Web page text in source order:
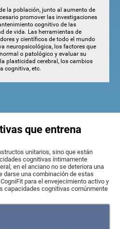
la población, junto al aumento de
promover las investigaciones
cognitivo de las
de vida. Las herramientas de
y científicos de todo el mundo
neuropsicológica, los factores que
o patológico y evaluar su
plasticidad cerebral, los cambios
cognitiva, etc.
que entrena
unitarios, sino que están
cognitivas íntimamente
en el anciano no se deteriora una
darse una combinación de estas
para el envejecimiento activo y
capacidades cognitivas comúnmente